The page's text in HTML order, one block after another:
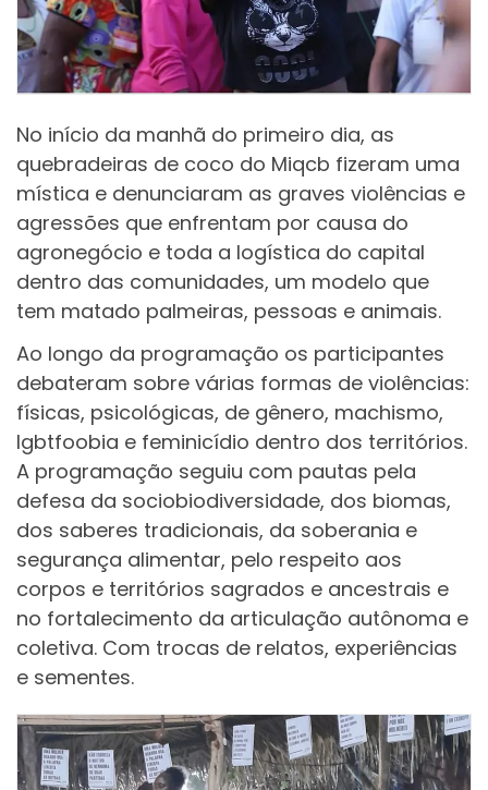
No início da manhã do primeiro dia, as
quebradeiras de coco do Miqcb fizeram uma
mística e denunciaram as graves violências e
agressões que enfrentam por causa do
agronegócio e toda a logística do capital
dentro das comunidades, um modelo que
tem matado palmeiras, pessoas e animais.
Ao longo da programação os participantes
debateram sobre várias formas de violências:
físicas, psicológicas, de gênero, machismo,
lgbtfoobia e feminicídio dentro dos territórios.
A programação seguiu com pautas pela
defesa da sociobiodiversidade, dos biomas,
dos saberes tradicionais, da soberania e
segurança alimentar, pelo respeito aos
corpos e territórios sagrados e ancestrais e
no fortalecimento da articulação autônoma e
coletiva. Com trocas de relatos, experiências
e sementes.